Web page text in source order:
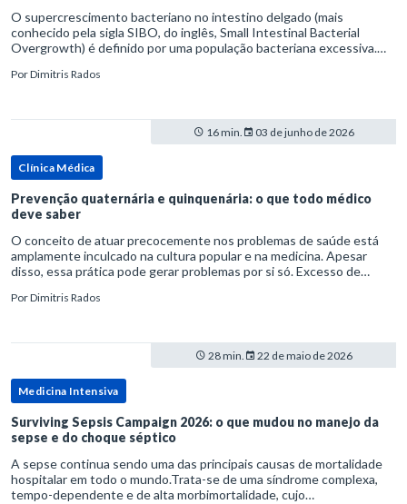
O supercrescimento bacteriano no intestino delgado (mais
conhecido pela sigla SIBO, do inglês, Small Intestinal Bacterial
Overgrowth) é definido por uma população bacteriana excessiva.
PorDimitris Rados
16 min. 03 de junho de 2026
Clínica Médica
Prevenção quaternária e quinquenária: o que todo médico
deve saber
O conceito de atuar precocemente nos problemas de saúde está
amplamente inculcado na cultura popular e na medicina. Apesar
disso, essa prática pode gerar problemas por si só. Excesso de
PorDimitris Rados
28 min. 22 de maio de 2026
Medicina Intensiva
Surviving Sepsis Campaign 2026: o que mudou no manejo da
sepse e do choque séptico
A sepse continua sendo uma das principais causas de mortalidade
hospitalar em todo o mundo.Trata-se de uma síndrome complexa,
tempo-dependente e de alta morbimortalidade, cujo